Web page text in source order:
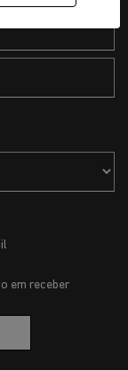
em receber